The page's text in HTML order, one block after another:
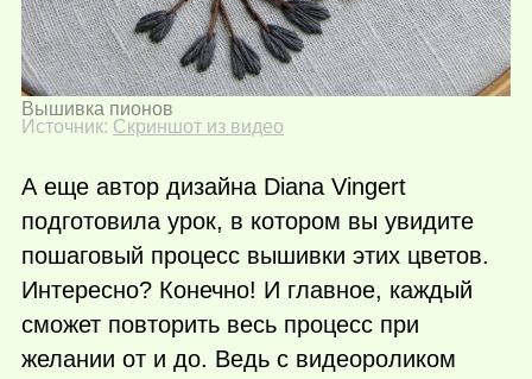
Вышивка пионов
Источник: Скриншот из видео
А еще автор дизайна Diana Vingert
подготовила урок, в котором вы увидите
пошаговый процесс вышивки этих цветов.
Интересно? Конечно! И главное, каждый
сможет повторить весь процесс при
желании от и до. Ведь с видеороликом